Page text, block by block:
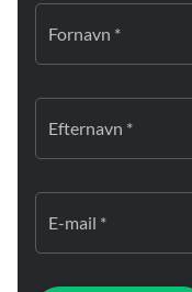
Fornavn *
Efternavn *
E-mail *